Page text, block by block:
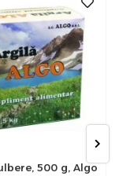
500 g, Algo